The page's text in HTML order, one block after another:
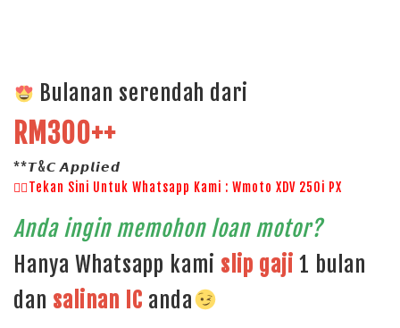
Bulanan serendah dari
RM300++
**𝙏&𝘾 𝘼𝙥𝙥𝙡𝙞𝙚𝙙
👉🏻Tekan Sini Untuk Whatsapp Kami : Wmoto XDV 250i PX
Anda ingin memohon loan motor?
Hanya Whatsapp kami slip gaji 1 bulan
dan salinan IC anda